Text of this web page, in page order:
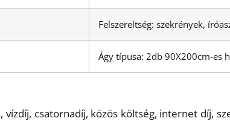
Felszereltség: szekrények,
Ágy típusa: 2db 90X200cm-es
vízdíj, csatornadíj, közös költség, internet díj,